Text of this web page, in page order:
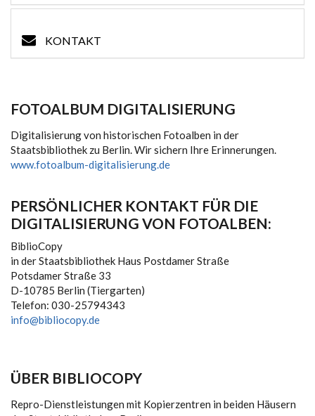
KONTAKT
FOTOALBUM DIGITALISIERUNG
Digitalisierung von historischen Fotoalben in der
Staatsbibliothek zu Berlin. Wir sichern Ihre Erinnerungen.
www.fotoalbum-digitalisierung.de
PERSÖNLICHER KONTAKT FÜR DIE
DIGITALISIERUNG VON FOTOALBEN:
BiblioCopy
in der Staatsbibliothek Haus Postdamer Straße
Potsdamer Straße 33
D-10785 Berlin (Tiergarten)
Telefon: 030-25794343
info@bibliocopy.de
ÜBER BIBLIOCOPY
Repro-Dienstleistungen mit Kopierzentren in beiden Häusern